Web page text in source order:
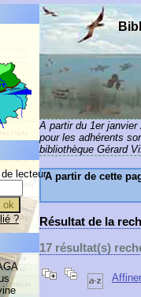
A partir du 1er
pour les adhérents
bibliothèque Gérard
A partir de cette
Résultat de la
17 résultat(s)
lecteur
?